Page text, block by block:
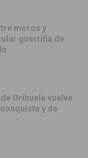
moros y
guerrilla de
Orihuela vuelve
y de